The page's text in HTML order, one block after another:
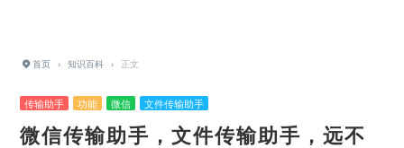
首页 › 知识百科 › 正文
传输助手 功能 微信 文件传输助手
微信传输助手，文件传输助手，远不